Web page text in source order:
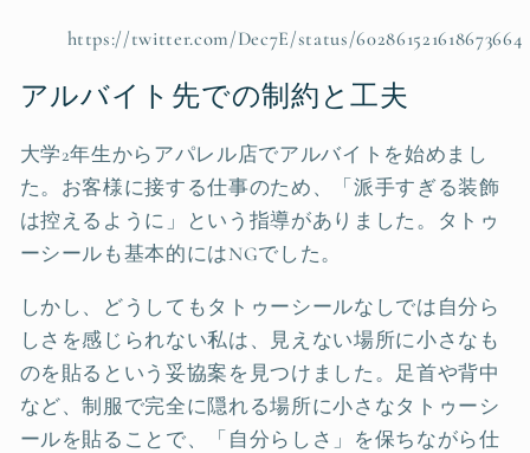
https://twitter.com/Dec7E/status/602861521618673664
アルバイト先での制約と工夫
大学2年生からアパレル店でアルバイトを始めまし
た。お客様に接する仕事のため、「派手すぎる装飾
は控えるように」という指導がありました。タトゥ
ーシールも基本的にはNGでした。
しかし、どうしてもタトゥーシールなしでは自分ら
しさを感じられない私は、見えない場所に小さなも
のを貼るという妥協案を見つけました。足首や背中
など、制服で完全に隠れる場所に小さなタトゥーシ
ールを貼ることで、「自分らしさ」を保ちながら仕